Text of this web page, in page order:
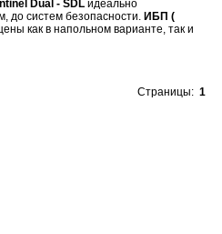
Dual - SDL идеально
до систем безопасности. ИБП (
как в напольном варианте, так и
Страницы: 1